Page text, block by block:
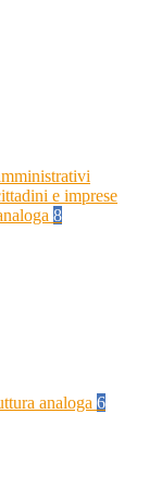
e imprese
8
analoga 6